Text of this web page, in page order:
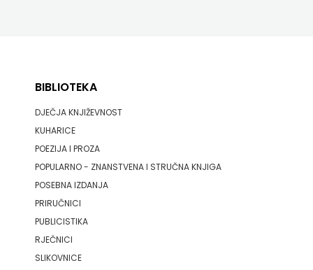
BIBLIOTEKA
DJEČJA KNJIŽEVNOST
KUHARICE
POEZIJA I PROZA
POPULARNO - ZNANSTVENA I STRUČNA KNJIGA
POSEBNA IZDANJA
PRIRUČNICI
PUBLICISTIKA
RJEČNICI
SLIKOVNICE